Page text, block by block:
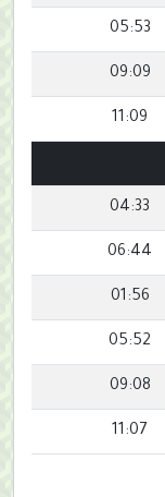
05:53
09:09
11:09
04:33
06:44
01:56
05:52
09:08
11:07